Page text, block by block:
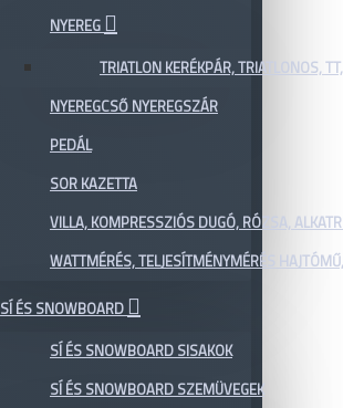
NYEREG
TRIATLON KERÉKPÁR, TRIATLONOS,
NYEREGCSŐ NYEREGSZÁR
PEDÁL
SOR KAZETTA
VILLA, KOMPRESSZIÓS DUGÓ, RÓZSA,
WATTMÉRÉS, TELJESÍTMÉNYMÉRÉS
SÍ ÉS SNOWBOARD
SÍ ÉS SNOWBOARD SISAKOK
SÍ ÉS SNOWBOARD SZEMÜVEGEK